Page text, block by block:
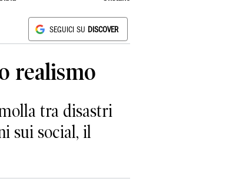
SEGUICI SU DISCOVER
realismo
tra disastri
sui social, il